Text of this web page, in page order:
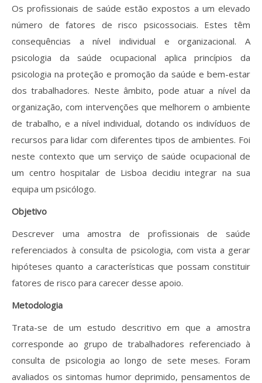
Os profissionais de saúde estão expostos a um elevado
número de fatores de risco psicossociais. Estes têm
consequências a nível individual e organizacional. A
psicologia da saúde ocupacional aplica princípios da
psicologia na proteção e promoção da saúde e bem-estar
dos trabalhadores. Neste âmbito, pode atuar a nível da
organização, com intervenções que melhorem o ambiente
de trabalho, e a nível individual, dotando os indivíduos de
recursos para lidar com diferentes tipos de ambientes. Foi
neste contexto que um serviço de saúde ocupacional de
um centro hospitalar de Lisboa decidiu integrar na sua
equipa um psicólogo.
Objetivo
Descrever uma amostra de profissionais de saúde
referenciados à consulta de psicologia, com vista a gerar
hipóteses quanto a características que possam constituir
fatores de risco para carecer desse apoio.
Metodologia
Trata-se de um estudo descritivo em que a amostra
corresponde ao grupo de trabalhadores referenciado à
consulta de psicologia ao longo de sete meses. Foram
avaliados os sintomas humor deprimido, pensamentos de